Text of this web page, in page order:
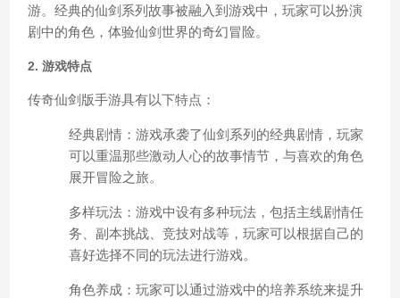
游。经典的仙剑系列故事被融入到游戏中，玩家可以扮演
剧中的角色，体验仙剑世界的奇幻冒险。
2. 游戏特点
传奇仙剑版手游具有以下特点：
经典剧情：游戏承袭了仙剑系列的经典剧情，玩家
可以重温那些激动人心的故事情节，与喜欢的角色
展开冒险之旅。
多样玩法：游戏中设有多种玩法，包括主线剧情任
务、副本挑战、竞技对战等，玩家可以根据自己的
喜好选择不同的玩法进行游戏。
角色养成：玩家可以通过游戏中的培养系统来提升